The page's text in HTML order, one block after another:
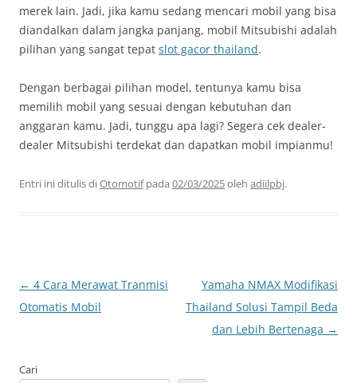
merek lain. Jadi, jika kamu sedang mencari mobil yang bisa
diandalkan dalam jangka panjang, mobil Mitsubishi adalah
pilihan yang sangat tepat slot gacor thailand.
Dengan berbagai pilihan model, tentunya kamu bisa
memilih mobil yang sesuai dengan kebutuhan dan
anggaran kamu. Jadi, tunggu apa lagi? Segera cek dealer-
dealer Mitsubishi terdekat dan dapatkan mobil impianmu!
Entri ini ditulis diOtomotifpada 02/03/2025oleh adiilpbj.
Navigasi
Tulisan
← 4 Cara Merawat Tranmisi
Otomatis Mobil
Yamaha NMAX Modifikasi
Thailand Solusi Tampil Beda
dan Lebih Bertenaga →
Cari